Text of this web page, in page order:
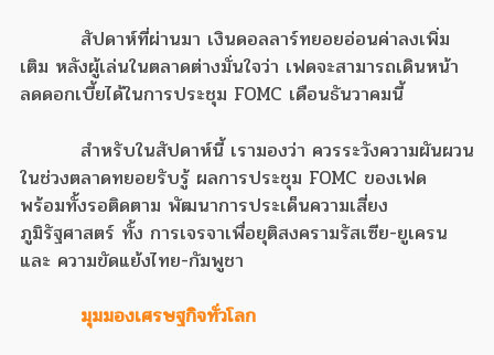
สัปดาห์ที่ผ่านมา เงินดอลลาร์ทยอยอ่อนค่าลงเพิ่ม
เติม หลังผู้เล่นในตลาดต่างมั่นใจว่า เฟดจะสามารถเดินหน้า
ลดดอกเบี้ยได้ในการประชุม FOMC เดือนธันวาคมนี้
สำหรับในสัปดาห์นี้ เรามองว่า ควรระวังความผันผวน
ในช่วงตลาดทยอยรับรู้ ผลการประชุม FOMC ของเฟด
พร้อมทั้งรอติดตาม พัฒนาการประเด็นความเสี่ยง
ภูมิรัฐศาสตร์ ทั้ง การเจรจาเพื่อยุติสงครามรัสเซีย-ยูเครน
และ ความขัดแย้งไทย-กัมพูชา
มุมมองเศรษฐกิจทั่วโลก